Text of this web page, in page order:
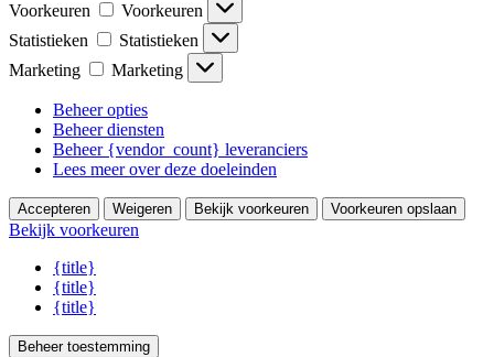
Voorkeuren
Voorkeuren
Statistieken
Statistieken
Marketing
Marketing
Beheer opties
Beheer diensten
Beheer {vendor_count} leveranciers
Lees meer over deze doeleinden
Accepteren Weigeren Bekijk voorkeuren Voorkeuren opslaan
Bekijk voorkeuren
{title}
{title}
{title}
Beheer toestemming